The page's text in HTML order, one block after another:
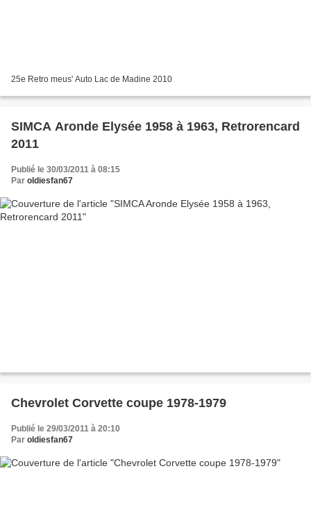
25e Retro meus' Auto Lac de Madine 2010
SIMCA Aronde Elysée 1958 à 1963, Retrorencard
2011
Publié le 30/03/2011 à 08:15
Par oldiesfan67
Chevrolet Corvette coupe 1978-1979
Publié le 29/03/2011 à 20:10
Par oldiesfan67